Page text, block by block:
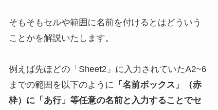
そもそもセルや範囲に名前を付けるとはどういう
ことかを解説いたします。
例えば先ほどの「Sheet2」に入力されていたA2~6
までの範囲を以下のように 「名前ボックス」（赤
枠）に「あ行」等任意の名前と入力することでセ